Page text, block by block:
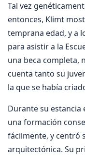
Tal vez
entonces, Klimt
temprana edad, y a
para asistir a la
una beca completa,
cuenta tanto su
la que se había
Durante su estancia
una formación
fácilmente, y centró
arquitectónica. Su